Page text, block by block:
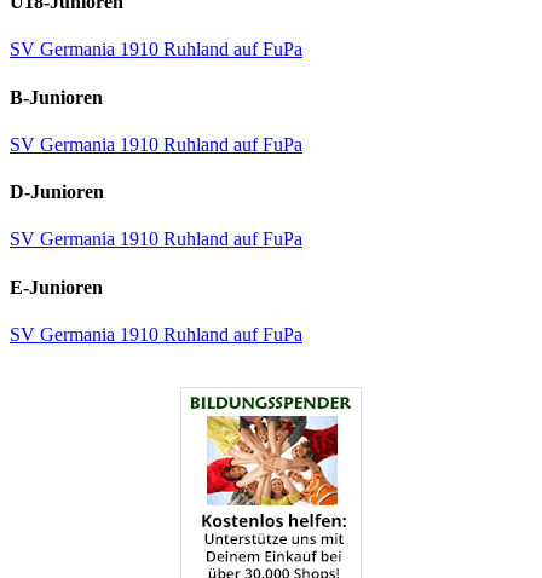
SV Germania 1910 Ruhland auf FuPa
B-Junioren
SV Germania 1910 Ruhland auf FuPa
D-Junioren
SV Germania 1910 Ruhland auf FuPa
E-Junioren
SV Germania 1910 Ruhland auf FuPa